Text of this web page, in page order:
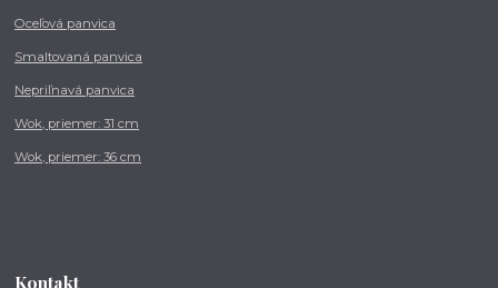
Oceľová panvica
Smaltovaná panvica
Nepriľnavá panvica
Wok, priemer: 31 cm
Wok, priemer: 36 cm
Kontakt